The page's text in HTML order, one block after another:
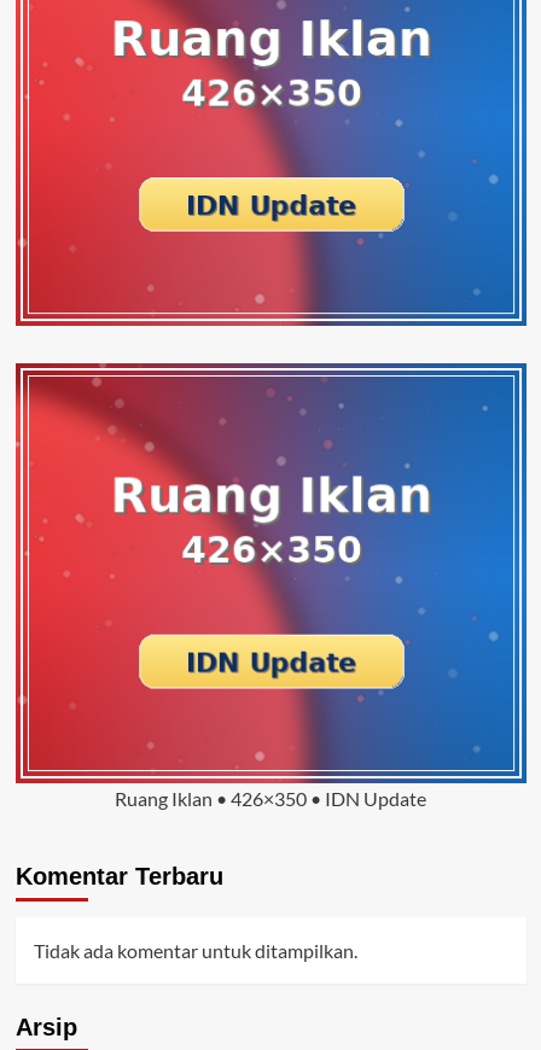
Ruang Iklan • 426×350 • IDN Update
Komentar Terbaru
Tidak ada komentar untuk ditampilkan.
Arsip